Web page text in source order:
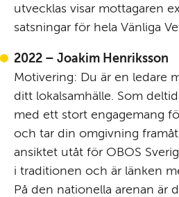
utvecklas visar mottagaren
satsningar för hela Vänliga
2022 – Joakim Henriksson
Motivering: Du är en ledare
ditt lokalsamhälle. Som
med ett stort engagemang
och tar din omgivning
ansiktet utåt för OBOS
i traditionen och är länken
På den nationella arenan är